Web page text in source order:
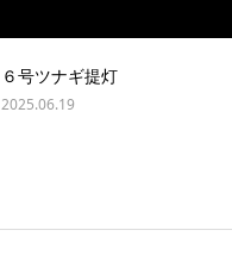
６号ツナギ提灯
2025.06.19